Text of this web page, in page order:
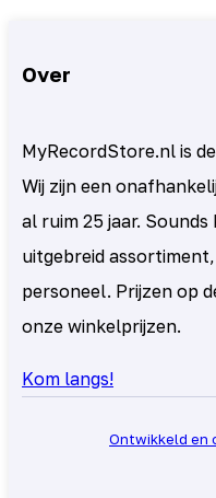
Over
MyRecordStore.nl is
Wij zijn een
al ruim 25 jaar.
uitgebreid
personeel. Prijzen op
onze winkelprijzen.
Kom langs!
Ontwikkeld en